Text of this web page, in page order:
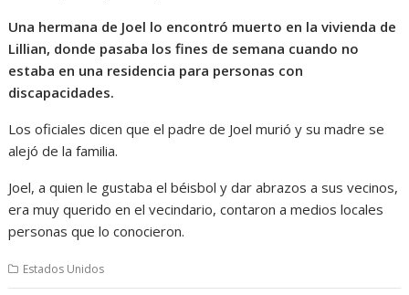
Una hermana de Joel lo encontró muerto en la vivienda de
Lillian, donde pasaba los fines de semana cuando no
estaba en una residencia para personas con
discapacidades.
Los oficiales dicen que el padre de Joel murió y su madre se
alejó de la familia.
Joel, a quien le gustaba el béisbol y dar abrazos a sus vecinos,
era muy querido en el vecindario, contaron a medios locales
personas que lo conocieron.
Estados Unidos